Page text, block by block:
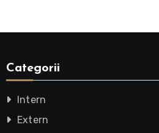
Categorii
Intern
Extern